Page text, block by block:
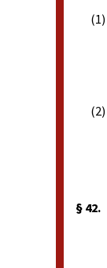
(1)
(2)
§ 42.